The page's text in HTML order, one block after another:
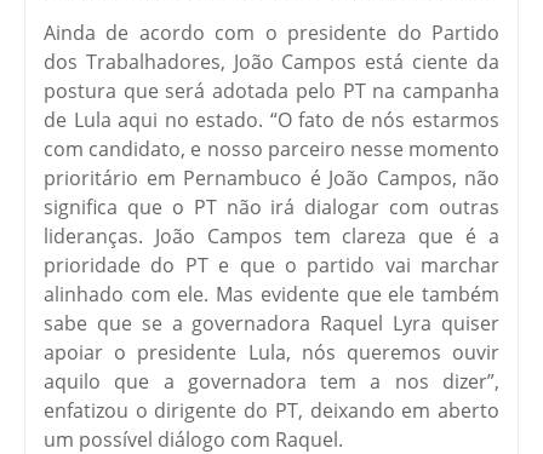
Ainda de acordo com o presidente do Partido
dos Trabalhadores, João Campos está ciente da
postura que será adotada pelo PT na campanha
de Lula aqui no estado. “O fato de nós estarmos
com candidato, e nosso parceiro nesse momento
prioritário em Pernambuco é João Campos, não
significa que o PT não irá dialogar com outras
lideranças. João Campos tem clareza que é a
prioridade do PT e que o partido vai marchar
alinhado com ele. Mas evidente que ele também
sabe que se a governadora Raquel Lyra quiser
apoiar o presidente Lula, nós queremos ouvir
aquilo que a governadora tem a nos dizer”,
enfatizou o dirigente do PT, deixando em aberto
um possível diálogo com Raquel.